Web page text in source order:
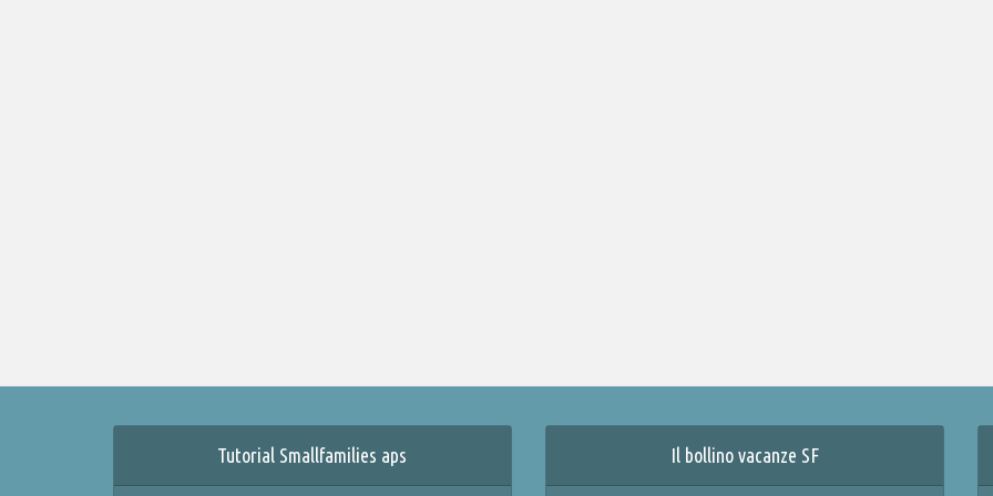
Tutorial Smallfamilies aps Il bollino vacanze SF